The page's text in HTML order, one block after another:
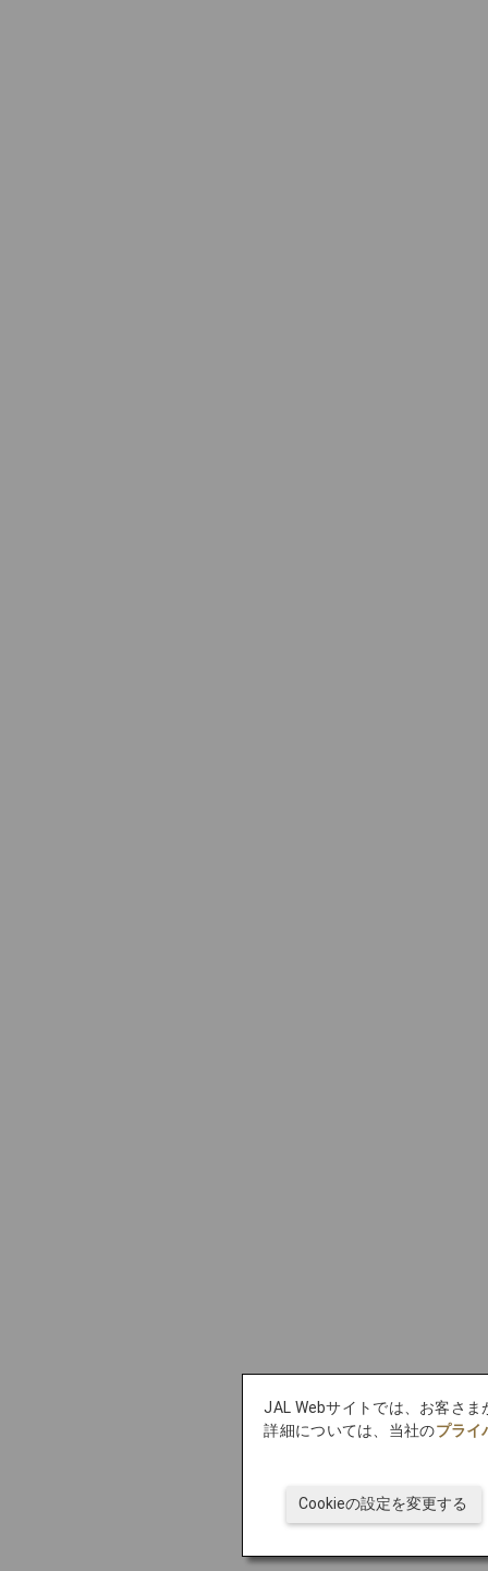
JAL Webサイトでは、お客さ
詳細については、当社のプライ
Cookieの設定を変更する